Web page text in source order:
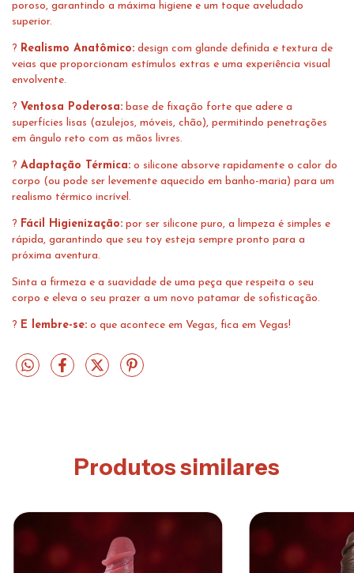
poroso, garantindo a máxima higiene e um toque aveludado
superior.
? Realismo Anatômico: design com glande definida e textura de
veias que proporcionam estímulos extras e uma experiência visual
envolvente.
? Ventosa Poderosa: base de fixação forte que adere a
superfícies lisas (azulejos, móveis, chão), permitindo penetrações
em ângulo reto com as mãos livres.
? Adaptação Térmica: o silicone absorve rapidamente o calor do
corpo (ou pode ser levemente aquecido em banho-maria) para um
realismo térmico incrível.
? Fácil Higienização: por ser silicone puro, a limpeza é simples e
rápida, garantindo que seu toy esteja sempre pronto para a
próxima aventura.
Sinta a firmeza e a suavidade de uma peça que respeita o seu
corpo e eleva o seu prazer a um novo patamar de sofisticação.
? E lembre-se: o que acontece em Vegas, fica em Vegas!
Produtos similares